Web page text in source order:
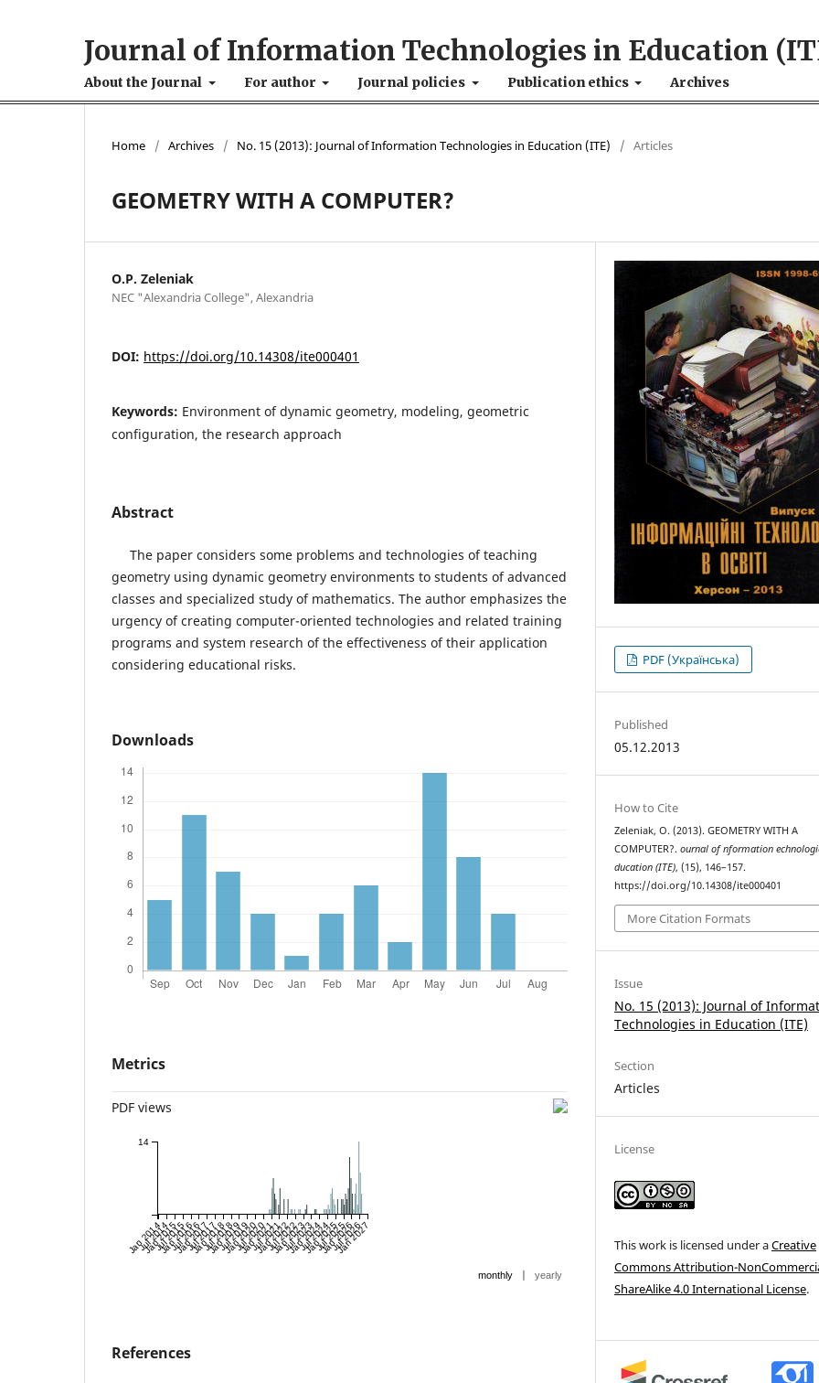
Journal of Information Technologies in Education
About the Journal For author Journal policies Publication ethics Archives
Home / Archives / No. 15 (2013): Journal of Information Technologies in Education (ITE) / Articles
GEOMETRY WITH A COMPUTER?
O.P. Zeleniak
NEC "Alexandria College", Alexandria
DOI: https://doi.org/10.14308/ite000401
Keywords: Environment of dynamic geometry, modeling, geometric
configuration, the research approach
Abstract
The paper considers some problems and technologies of teaching
geometry using dynamic geometry environments to students of advanced
classes and specialized study of mathematics. The author emphasizes the
urgency of creating computer-oriented technologies and related training
programs and system research of the effectiveness of their application
considering educational risks.
Downloads
Metrics
PDF views
Jan 2014
Jul 2014
Jan 2015
Jul 2015
Jan 2016
Jul 2016
Jan 2017
Jul 2017
Jan 2018
Jul 2018
Jan 2019
Jul 2019
Jan 2020
Jul 2020
Jan 2021
Jul 2021
Jan 2022
Jul 2022
Jan 2023
Jul 2023
Jan 2024
Jul 2024
Jan 2025
Jul 2025
Jan 2026
Jul 2026
Jan 2027
14
monthly | yearly
References
PDF (Українська)
Published
05.12.2013
How to Cite
Zeleniak, O. (2013). GEOMETRY WITH A
COMPUTER?.ournal of nformation
ducation (ITE), (15), 146–157.
https://doi.org/10.14308/ite000401
More Citation Formats
Issue
No. 15 (2013): Journal of
Technologies in Education (ITE)
Section
Articles
License
This work is licensed under aCreative
Commons Attribution-
ShareAlike 4.0 International License.